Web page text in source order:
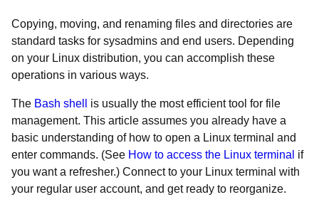
Copying, moving, and renaming files and directories are
standard tasks for sysadmins and end users. Depending
on your Linux distribution, you can accomplish these
operations in various ways.
The Bash shell
is usually the most efficient tool for file
management. This article assumes you already have a
basic understanding of how to open a Linux terminal and
enter commands. (See How to access the Linux terminal if
you want a refresher.) Connect to your Linux terminal with
your regular user account, and get ready to reorganize.